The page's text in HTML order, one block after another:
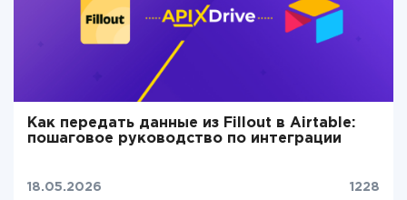
Как передать данные из Fillout в Airtable:
пошаговое руководство по интеграции
18.05.2026 1228